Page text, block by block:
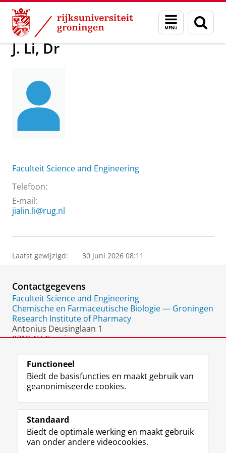
Skip
Content
Skip
Navigation
Menu
en
zoeken
Over ons Praktische zaken Waar vindt u ons J. Li, Dr
J. Li, Dr
Faculteit Science and Engineering
Telefoon:
E-mail:
jialin.li@rug.nl
Laatst gewijzigd: 30 juni 2026 08:11
Contactgegevens
Faculteit Science and Engineering
Chemische en Farmaceutische Biologie — Groningen
Research Institute of Pharmacy
Antonius Deusinglaan 1
9713 AV Groningen
Volg de RUG
F
a
e
b
L
i
k
e
R
S
-
f
I
n
t
Y
o
T
Studiekiezers
Functioneel
Biedt de basisfuncties en maakt gebruik van
geanonimiseerde cookies.
Standaard
Biedt de optimale werking en maakt gebruik
van onder andere videocookies.